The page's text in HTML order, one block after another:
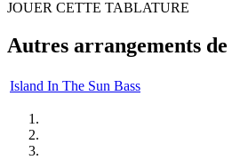
JOUER CETTE TABLATURE
Autres arrangements de
Island In The Sun Bass